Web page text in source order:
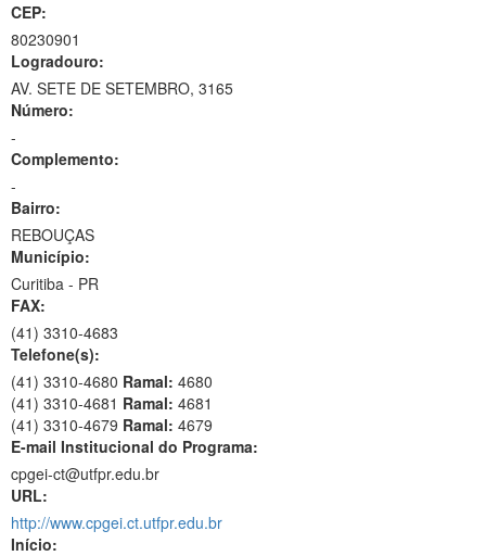
CEP:
80230901
Logradouro:
AV. SETE DE SETEMBRO, 3165
Número:
-
Complemento:
-
Bairro:
REBOUÇAS
Município:
Curitiba - PR
FAX:
(41) 3310-4683
Telefone(s):
(41) 3310-4680 Ramal: 4680
(41) 3310-4681 Ramal: 4681
(41) 3310-4679 Ramal: 4679
E-mail Institucional do Programa:
cpgei-ct@utfpr.edu.br
URL:
http://www.cpgei.ct.utfpr.edu.br
Início: